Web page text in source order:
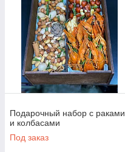
Подарочный набор с раками
и колбасами
Под заказ